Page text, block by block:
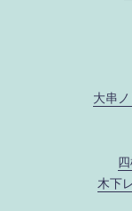
大串
木下